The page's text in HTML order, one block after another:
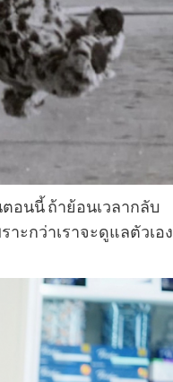
อนนี้ ถ้าย้อนเวลากลับ
ะกว่าเราจะดูแลตัวเอง